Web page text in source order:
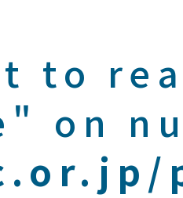
to
on